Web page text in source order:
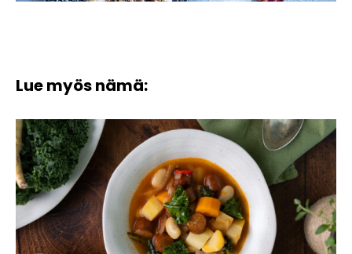
Lue myös nämä: